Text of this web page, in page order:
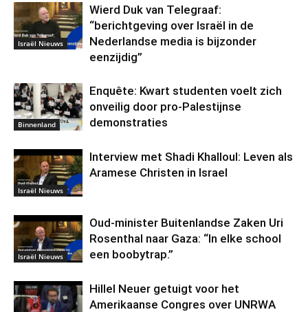
Israël Nieuws
Wierd Duk van Telegraaf:
“berichtgeving over Israël in de
Nederlandse media is bijzonder
eenzijdig”
Binnenland
Enquête: Kwart studenten voelt zich
onveilig door pro-Palestijnse
demonstraties
Israël Nieuws
Interview met Shadi Khalloul: Leven als
Aramese Christen in Israel
Israël Nieuws
Oud-minister Buitenlandse Zaken Uri
Rosenthal naar Gaza: “In elke school
een boobytrap.”
Hillel Neuer getuigt voor het
Amerikaanse Congres over UNRWA